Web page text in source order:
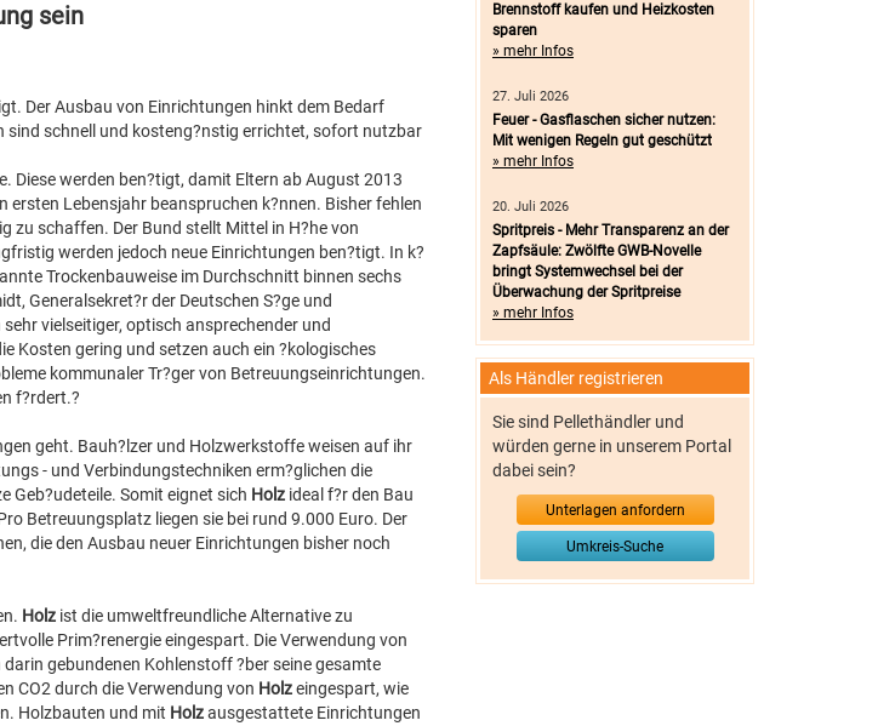
sein
Der Ausbau von Einrichtungen hinkt dem Bedarf
sind schnell und kosteng?nstig errichtet, sofort nutzbar
Diese werden ben?tigt, damit Eltern ab August 2013
Lebensjahr beanspruchen k?nnen. Bisher fehlen
zu schaffen. Der Bund stellt Mittel in H?he von
werden jedoch neue Einrichtungen ben?tigt. In k?
Trockenbauweise im Durchschnitt binnen sechs
Generalsekret?r der Deutschen S?ge und
vielseitiger, optisch ansprechender und
Kosten gering und setzen auch ein ?kologisches
kommunaler Tr?ger von Betreuungseinrichtungen.
f?rdert.?
geht. Bauh?lzer und Holzwerkstoffe weisen auf ihr
- und Verbindungstechniken erm?glichen die
Geb?udeteile. Somit eignet sich Holz ideal f?r den Bau
Betreuungsplatz liegen sie bei rund 9.000 Euro. Der
die den Ausbau neuer Einrichtungen bisher noch
Holz ist die umweltfreundliche Alternative zu
Prim?renergie eingespart. Die Verwendung von
gebundenen Kohlenstoff ?ber seine gesamte
CO2 durch die Verwendung von Holzeingespart, wie
Holzbauten und mit Holzausgestattete Einrichtungen
Brennstoff kaufen und Heizkosten
sparen
» mehr Infos
27. Juli 2026
Feuer - Gasflaschen sicher nutzen:
Mit wenigen Regeln gut geschützt
» mehr Infos
20. Juli 2026
Spritpreis - Mehr Transparenz an der
Zapfsäule: Zwölfte GWB-Novelle
bringt Systemwechsel bei der
Überwachung der Spritpreise
» mehr Infos
Als Händler registrieren
Sie sind Pellethändler und
würden gerne in unserem Portal
dabei sein?
Unterlagen anfordern
Umkreis-Suche